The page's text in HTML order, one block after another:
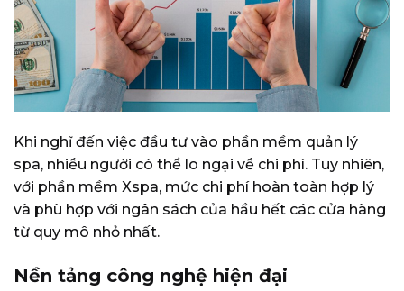
Khi nghĩ đến việc đầu tư vào phần mềm quản lý
spa, nhiều người có thể lo ngại về chi phí. Tuy nhiên,
với phần mềm Xspa, mức chi phí hoàn toàn hợp lý
và phù hợp với ngân sách của hầu hết các cửa hàng
từ quy mô nhỏ nhất.
Nền tảng công nghệ hiện đại